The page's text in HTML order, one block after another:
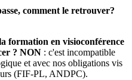
comment le retrouver?
formation en visioconférence
? NON : c'est incompatible
et avec nos obligations vis
(FIF-PL, ANDPC).